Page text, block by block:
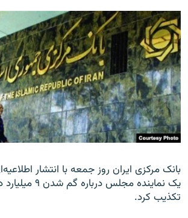
بانک مرکزی ایران روز جمعه با انتشار
یک نماینده مجلس درباره
تکذیب کرد.